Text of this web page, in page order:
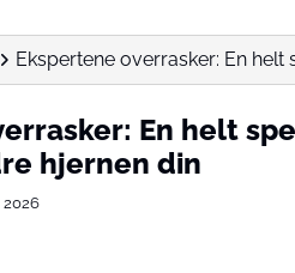
Ekspertene overrasker: En helt
En helt
hjernen din
2026